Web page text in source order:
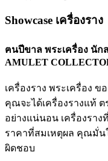
Showcase เครื่องราง
ฅนปีขาล พระเครื่อง นัก
AMULET
เครื่องราง พระเครื่อง
คุณจะได้เครื่องรางแท้
อย่างแน่นอน เครื่องรา
ราคาที่สมเหตุผล คุณมั่น
ผิดชอบ